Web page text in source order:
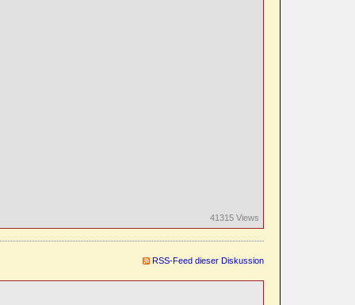
41315 Views
RSS-Feed dieser Diskussion